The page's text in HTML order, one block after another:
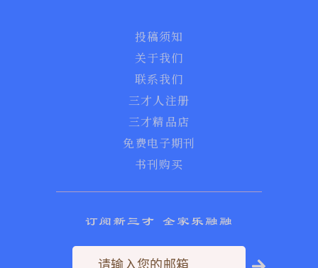
投稿须知
关于我们
联系我们
三才人注册
三才精品店
免费电子期刊
书刊购买
订阅新三才 全家乐融融